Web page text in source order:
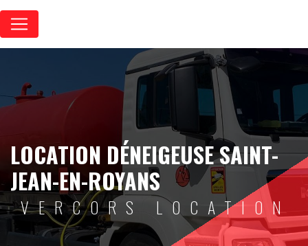
LOCATION DÉNEIGEUSE SAINT-
JEAN-EN-ROYANS
VERCORS LOCATION
Panneau de gestion des cookies